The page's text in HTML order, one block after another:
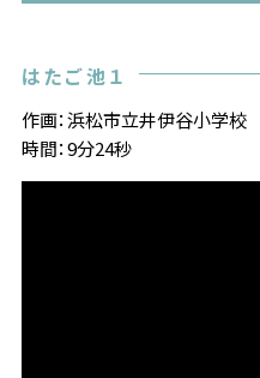
はたご池１
作画：浜松市立井伊谷小学校
時間：9分24秒